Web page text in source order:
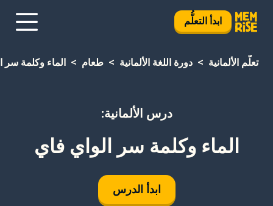
ابدأ التعلُّم
تعلَّم الألمانية دورة اللغة الألمانية طعام الماء وكلمة سر
درس الألمانية:
الماء وكلمة سر الواي فاي
ابدأ الدرس